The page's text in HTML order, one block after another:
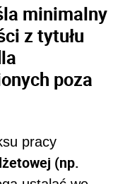
minimalny
z tytułu
poza
pracy
(np.